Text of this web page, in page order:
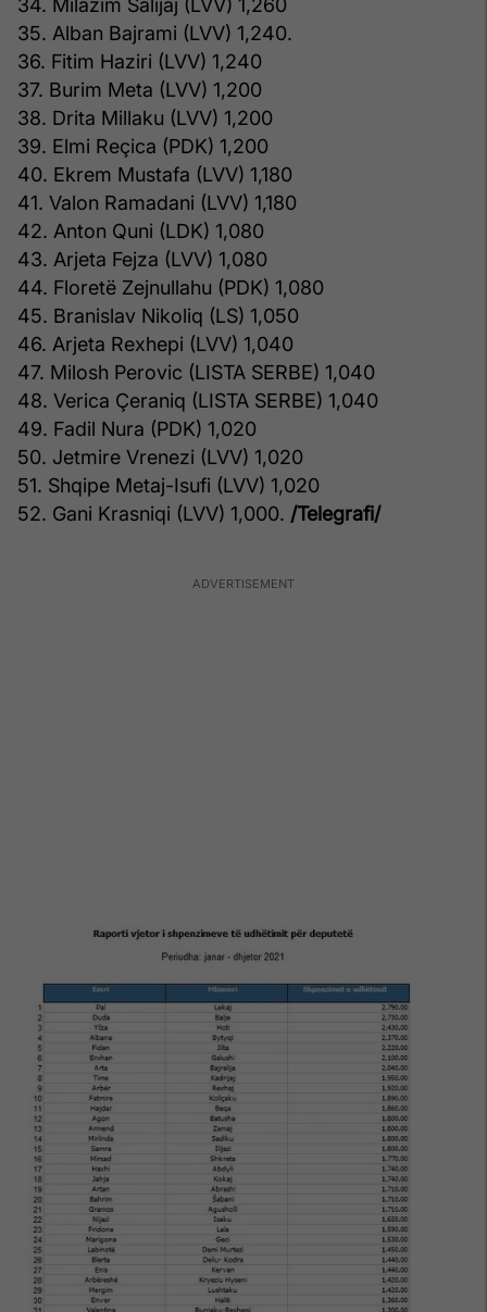
35. Alban Bajrami (LVV) 1,240.
36. Fitim Haziri (LVV) 1,240
37. Burim Meta (LVV) 1,200
38. Drita Millaku (LVV) 1,200
39. Elmi Reçica (PDK) 1,200
40. Ekrem Mustafa (LVV) 1,180
41. Valon Ramadani (LVV) 1,180
42. Anton Quni (LDK) 1,080
43. Arjeta Fejza (LVV) 1,080
44. Floretë Zejnullahu (PDK) 1,080
45. Branislav Nikoliq (LS) 1,050
46. Arjeta Rexhepi (LVV) 1,040
47. Milosh Perovic (LISTA SERBE) 1,040
48. Verica Çeraniq (LISTA SERBE) 1,040
49. Fadil Nura (PDK) 1,020
50. Jetmire Vrenezi (LVV) 1,020
51. Shqipe Metaj-Isufi (LVV) 1,020
52. Gani Krasniqi (LVV) 1,000. /Telegrafi/